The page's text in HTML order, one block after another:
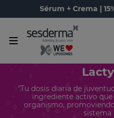
Sérum + Crema |
"Tu dosis diaria de
ingrediente activo que
organismo,
sistema